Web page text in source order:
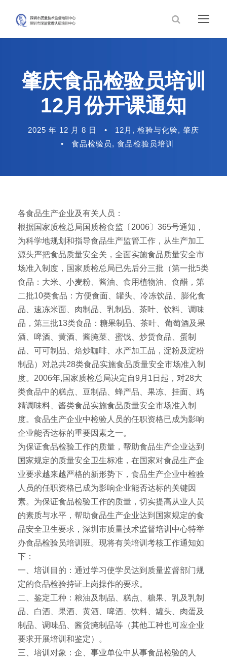
肇庆食品检验员培训
12月份开课通知
2025 年 12 月 8 日 • 12月 , 检验与化验, 肇庆
•
食品检验员, 食品检验员培训
各食品生产企业及有关人员：
根据国家质检总局国质检食监〔2006〕365号通知，
为科学地规划和指导食品生产监管工作，从生产加工
源头严把食品质量安全关，全面实施食品质量安全市
场准入制度，国家质检总局已先后分三批（第一批5类
食品：大米、小麦粉、酱油、食用植物油、食醋，第
二批10类食品：方便食面、罐头、冷冻饮品、膨化食
品、速冻米面、肉制品、乳制品、茶叶、饮料、调味
品，第三批13类食品：糖果制品、茶叶、葡萄酒及果
酒、啤酒、黄酒、酱腌菜、蜜饯、炒货食品、蛋制
品、可可制品、焙炒咖啡、水产加工品，淀粉及淀粉
制品）对总共28类食品实施食品质量安全市场准入制
度。2006年,国家质检总局决定自9月1日起，对28大
类食品中的糕点、豆制品、蜂产品、果冻、挂面、鸡
精调味料、酱类食品实施食品质量安全市场准入制
度。食品生产企业中检验人员的任职资格已成为影响
企业能否达标的重要因素之一。
为保证食品检验工作的质量，帮助食品生产企业达到
国家规定的质量安全卫生标准，在国家对食品生产企
业要求越来越严格的新形势下，食品生产企业中检验
人员的任职资格已成为影响企业能否达标的关键因
素。为保证食品检验工作的质量，切实提高从业人员
的素质与水平，帮助食品生产企业达到国家规定的食
品安全卫生要求，深圳市质量技术监督培训中心特举
办食品检验员培训班。现将有关培训考核工作通知如
下：
一、培训目的：通过学习使学员达到质量监督部门规
定的食品检验持证上岗操作的要求。
二、鉴定工种：粮油及制品、糕点、糖果、乳及乳制
品、白酒、果酒、黄酒、啤酒、饮料、罐头、肉蛋及
制品、调味品、酱货腌制品等（其他工种也可应企业
要求开展培训和鉴定）。
三、培训对象：企、事业单位中从事食品检验的人